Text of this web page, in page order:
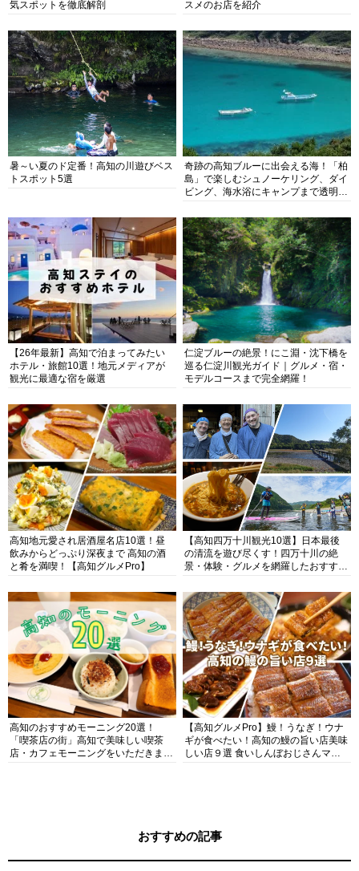
気スポットを徹底解剖 スメのお店を紹介
暑～い夏のド定番！高知の川遊びベス
トスポット5選
奇跡の高知ブルーに出会える海！「柏
島」で楽しむシュノーケリング、ダイ
ビング、海水浴にキャンプまで透明度
【26年最新】高知で泊まってみたい
ホテル・旅館10選！地元メディアが
観光に最適な宿を厳選
仁淀ブルーの絶景！にこ淵・沈下橋を
巡る仁淀川観光ガイド｜グルメ・宿・
モデルコースまで完全網羅！
高知地元愛され居酒屋名店10選！昼
飲みからどっぷり深夜まで 高知の酒
と肴を満喫！【高知グルメPro】
【高知四万十川観光10選】日本最後
の清流を遊び尽くす！四万十川の絶
景・体験・グルメを網羅したおすすめ
高知のおすすめモーニング20選！
「喫茶店の街」高知で美味しい喫茶
店・カフェモーニングをいただきま
【高知グルメPro】鰻！うなぎ！ウナ
ギが食べたい！高知の鰻の旨い店美味
しい店９選 食いしんぼおじさんマッ
おすすめの記事